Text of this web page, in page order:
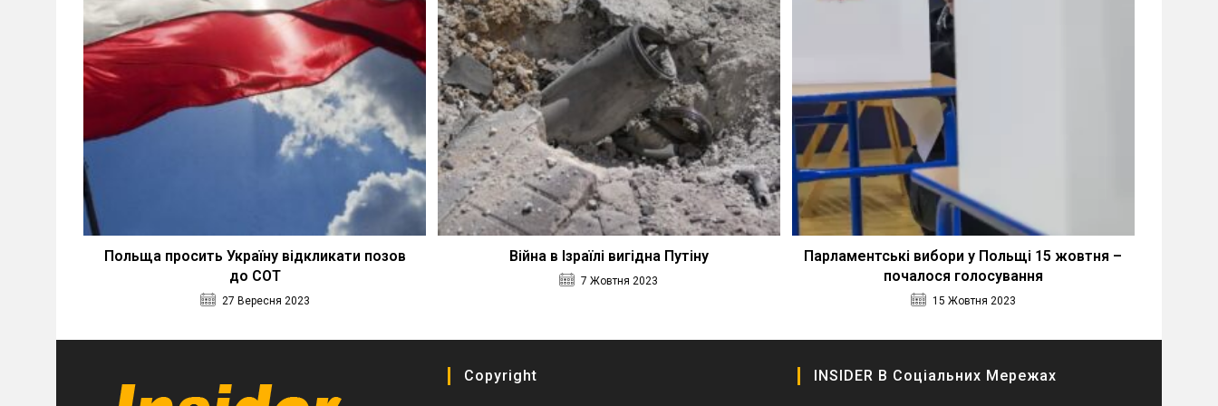
Польща просить Україну відкликати позов
до СОТ
27 Вересня 2023
Війна в Ізраїлі вигідна Путіну
7 Жовтня 2023
Парламентські вибори у Польщі 15 жовтня –
почалося голосування
15 Жовтня 2023
Copyright INSIDER В Соціальних Мережах